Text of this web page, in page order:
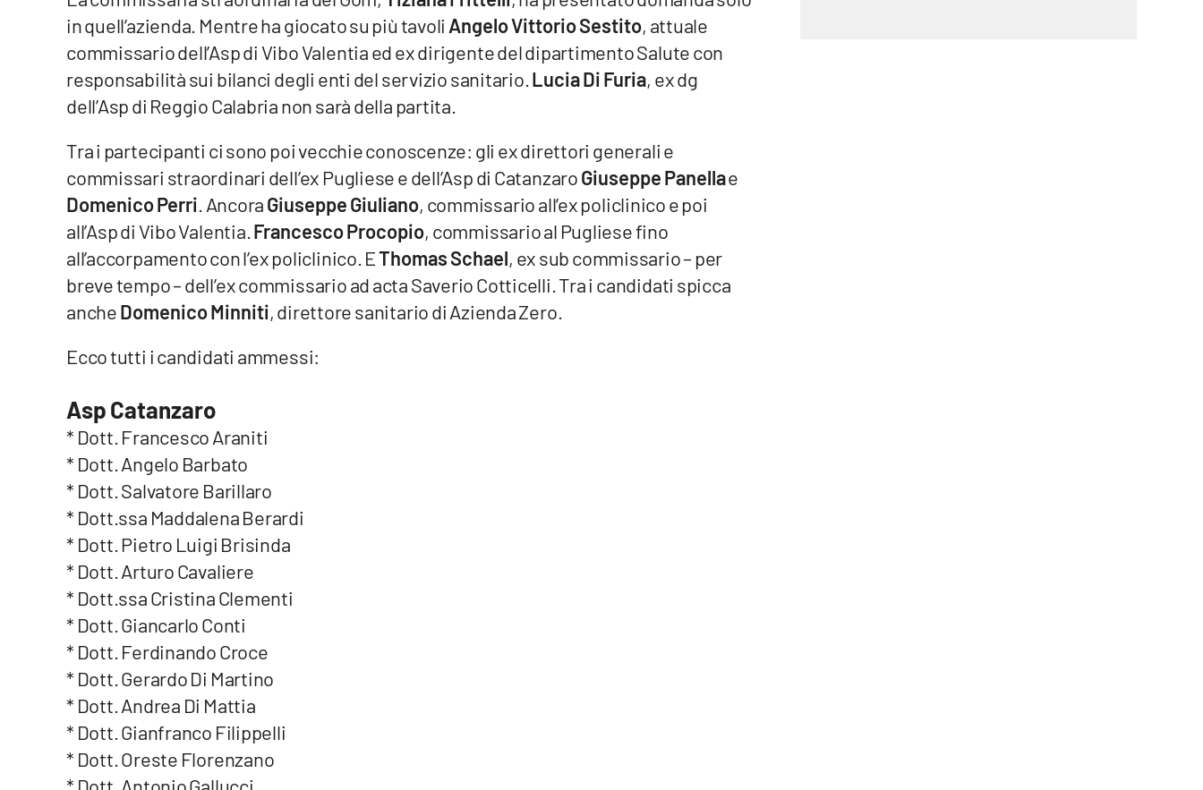
Cosenzachannel.it
Catanzarochannel.it
Vai
Cookie policy
in quell’azienda. Mentre ha giocato su più tavoli Angelo Vittorio Sestito, attuale
commissario dell’Asp di Vibo Valentia ed ex dirigente del dipartimento Salute con
responsabilità sui bilanci degli enti del servizio sanitario.Lucia Di Furia, ex dg
dell’Asp di Reggio Calabria non sarà della partita.
Tra i partecipanti ci sono poi vecchie conoscenze: gli ex direttori generali e
commissari straordinari dell’ex Pugliese e dell’Asp di CatanzaroGiuseppe Panellae
Domenico Perri. AncoraGiuseppe Giuliano, commissario all’ex policlinico e poi
all’Asp di Vibo Valentia.Francesco Procopio, commissario al Pugliese fino
all’accorpamento con l’ex policlinico. EThomas Schael, ex sub commissario – per
breve tempo – dell’ex commissario ad acta Saverio Cotticelli. Tra i candidati spicca
ancheDomenico Minniti, direttore sanitario di Azienda Zero.
Ecco tutti i candidati ammessi:
Asp Catanzaro
* Dott. Francesco Araniti
* Dott. Angelo Barbato
* Dott. Salvatore Barillaro
* Dott.ssa Maddalena Berardi
* Dott. Pietro Luigi Brisinda
* Dott. Arturo Cavaliere
* Dott.ssa Cristina Clementi
* Dott. Giancarlo Conti
* Dott. Ferdinando Croce
* Dott. Gerardo Di Martino
* Dott. Andrea Di Mattia
* Dott. Gianfranco Filippelli
* Dott. Oreste Florenzano